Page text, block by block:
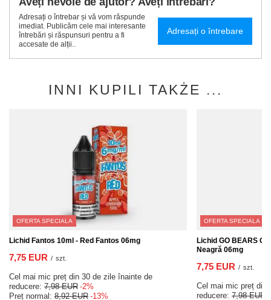
Adresați o întrebar și vă vom răspunde
imediat. Publicăm cele mai interesante
întrebări și răspunsuri pentru a fi
accesate de alții..
Adresați o întrebare
INNI KUPILI TAKŻE ...
OFERTA SPECIALA
Lichid Fantos 10ml - Red Fantos 06mg
7,75 EUR / szt.
Cel mai mic preț din 30 de zile înainte de
reducere: 7,98 EUR -2%
Preț normal: 8,92 EUR -13%
OFERTA SPECIALA
Lichid GO BEARS
Neagră 06mg
7,75 EUR / szt.
Cel mai mic preț din
reducere: 7,98 EUR